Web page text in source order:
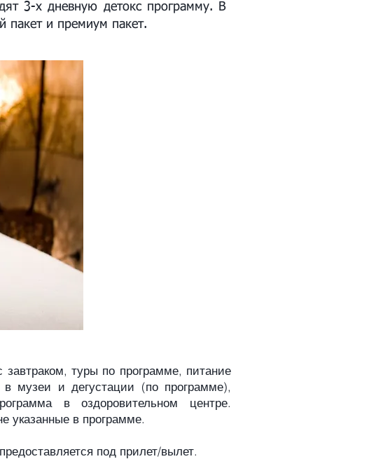
3-х дневную детокс программу. В
пакет и премиум пакет.
туры по программе, питание
в музеи и дегустации (по программе),
в оздоровительном центре.
указанные в программе.
под прилет/вылет.